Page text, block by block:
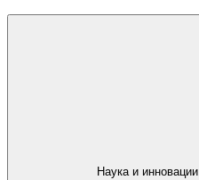
Наука и инновации